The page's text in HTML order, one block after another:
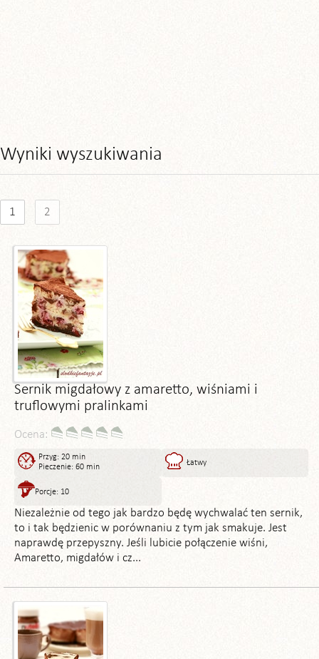
Wyniki wyszukiwania
1 2
Sernik migdałowy z amaretto, wiśniami i
truflowymi pralinkami
Ocena:
Przyg: 20 min
Pieczenie: 60 min
Łatwy
Porcje: 10
Niezależnie od tego jak bardzo będę wychwalać ten sernik,
to i tak będzienic w porównaniu z tym jak smakuje. Jest
naprawdę przepyszny. Jeśli lubicie połączenie wiśni,
Amaretto, migdałów i cz...